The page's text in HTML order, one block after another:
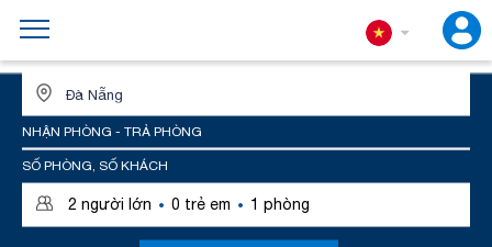
NHẬN PHÒNG - TRẢ PHÒNG
SỐ PHÒNG, SỐ KHÁCH
2 người lớn · 0 trẻ em · 1 phòng